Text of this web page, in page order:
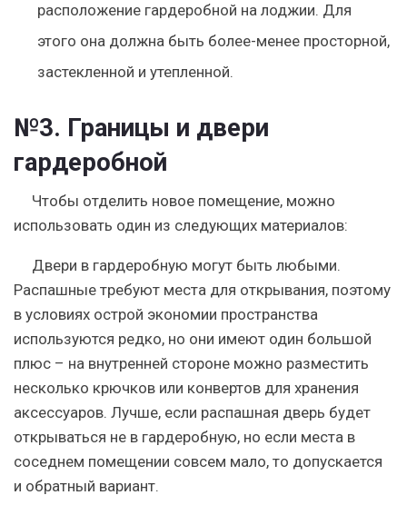
расположение гардеробной на лоджии. Для
этого она должна быть более-менее просторной,
застекленной и утепленной.
№3. Границы и двери
гардеробной
Чтобы отделить новое помещение, можно
использовать один из следующих материалов:
Двери в гардеробную могут быть любыми.
Распашные требуют места для открывания, поэтому
в условиях острой экономии пространства
используются редко, но они имеют один большой
плюс – на внутренней стороне можно разместить
несколько крючков или конвертов для хранения
аксессуаров. Лучше, если распашная дверь будет
открываться не в гардеробную, но если места в
соседнем помещении совсем мало, то допускается
и обратный вариант.